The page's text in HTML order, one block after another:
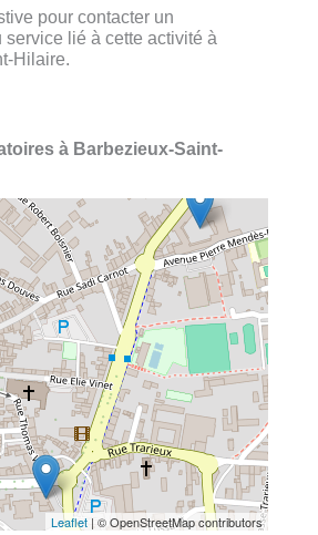
pour contacter un
lié à cette activité à
Hilaire.
à Barbezieux-Saint-
Leaflet | © OpenStreetMap contributors